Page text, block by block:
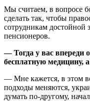
Мы считаем, в вопросе
сделать так, чтобы
сотрудникам достойной
пенсионеров.
— Тогда у вас впереди
бесплатную медицину,
— Мне кажется, в этом
подходы меняются,
думать по-другому,